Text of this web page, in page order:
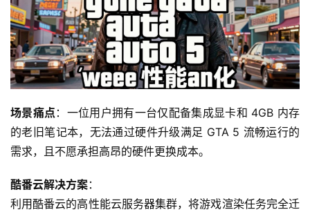
场景痛点 ：一位用户拥有一台仅配备集成显卡和 4GB 内存
的老旧笔记本，无法通过硬件升级满足 GTA 5 流畅运行的
需求，且不愿承担高昂的硬件更换成本。
酷番云解决方案：
利用酷番云的高性能云服务器集群，将游戏渲染任务完全迁